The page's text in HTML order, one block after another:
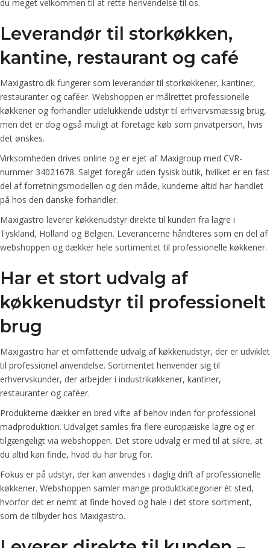
du meget velkommen til at rette henvendelse til os.
Leverandør til storkøkken,
kantine, restaurant og café
Maxigastro.dk fungerer som leverandør til storkøkkener, kantiner,
restauranter og caféer. Webshoppen er målrettet professionelle
køkkener og forhandler udelukkende udstyr til erhvervsmæssig brug,
men det er dog også muligt at foretage køb som privatperson, hvis
det ønskes.
Virksomheden drives online og er ejet af Maxigroup med CVR-
nummer 34021678. Salget foregår uden fysisk butik, hvilket er en fast
del af forretningsmodellen og den måde, kunderne altid har handlet
på hos den danske forhandler.
Maxigastro leverer køkkenudstyr direkte til kunden fra lagre i
Tyskland, Holland og Belgien. Leverancerne håndteres som en del af
webshoppen og dækker hele sortimentet til professionelle køkkener.
Har et stort udvalg af
køkkenudstyr til professionelt
brug
Maxigastro har et omfattende udvalg af køkkenudstyr, der er udviklet
til professionel anvendelse. Sortimentet henvender sig til
erhvervskunder, der arbejder i industrikøkkener, kantiner,
restauranter og caféer.
Produkterne dækker en bred vifte af behov inden for professionel
madproduktion. Udvalget samles fra flere europæiske lagre og er
tilgængeligt via webshoppen. Det store udvalg er med til at sikre, at
du altid kan finde, hvad du har brug for.
Fokus er på udstyr, der kan anvendes i daglig drift af professionelle
køkkener. Webshoppen samler mange produktkategorier ét sted,
hvorfor det er nemt at finde hoved og hale i det store sortiment,
som de tilbyder hos Maxigastro.